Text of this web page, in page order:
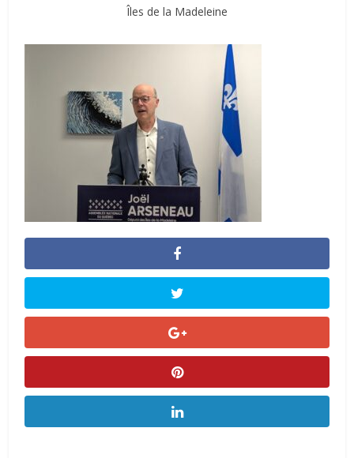
Îles de la Madeleine